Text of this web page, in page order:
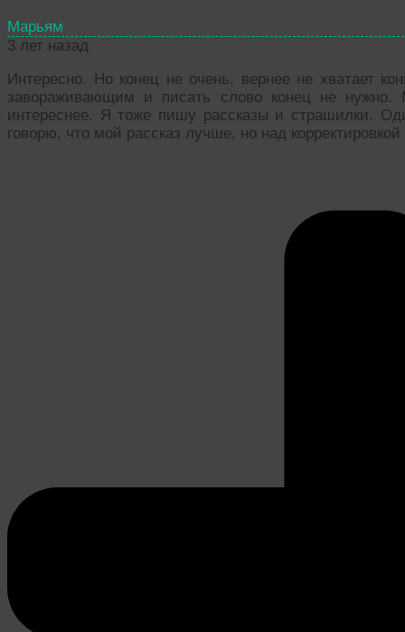
Марьям
3 лет назад
Интересно. Но конец не очень, вернее не хватает
завораживающим и писать слово конец не нужно.
интереснее. Я тоже пишу рассказы и страшилки.
говорю, что мой рассказ лучше, но над